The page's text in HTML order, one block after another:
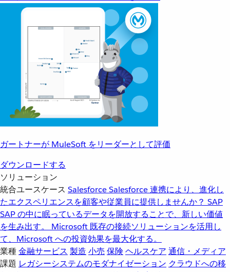
ガートナーが MuleSoft をリーダーとして評価
ダウンロードする
ソリューション
統合ユースケース SalesforceSalesforce 連携により、進化し
たエクスペリエンスを顧客や従業員に提供しませんか？ SAP
SAP の中に眠っているデータを開放することで、新しい価値
を生み出す。
Microsoft 既存の接続ソリューションを活用し
て、Microsoft への投資効果を最大化する。
業種金融サービス 製造 小売 保険 ヘルスケア 通信・メディア
課題 レガシーシステムのモダナイゼーション クラウドへの移